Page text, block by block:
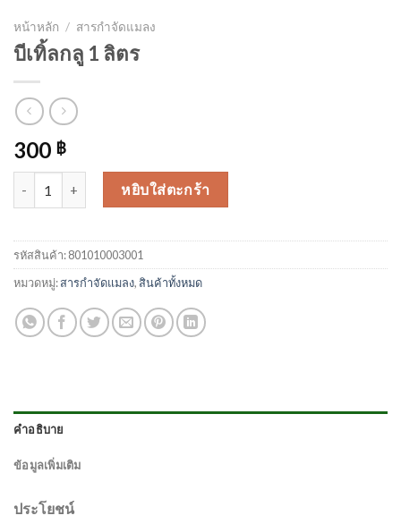
หน้าหลัก / สารกำจัดแมลง
บีเทิ้ลกลู 1 ลิตร
300 ฿
จำนวน บีเทิ้ลกลู 1 ลิตร ชิ้นหยิบใส่ตะกร้า
รหัสสินค้า:801010003001
หมวดหมู่:สารกำจัดแมลง, สินค้าทั้งหมด
คำอธิบาย
ข้อมูลเพิ่มเติม
ประโยชน์